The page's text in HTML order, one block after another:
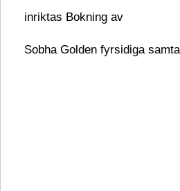
inriktas Bokning av
Sobha Golden fyrsidiga